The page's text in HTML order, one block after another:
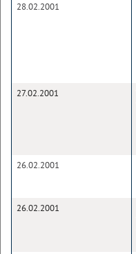
28.02.2001
27.02.2001
26.02.2001
26.02.2001